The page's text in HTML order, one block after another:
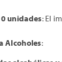
unidades: El
Alcoholes: